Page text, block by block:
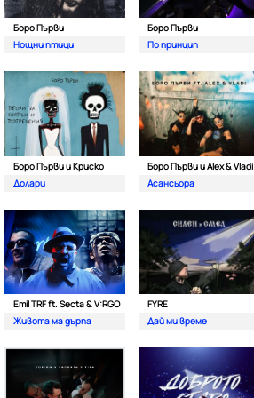
Боро Първи
Нощни птици
Боро Първи
По принцип
Боро Първи и Криско
Долари
Боро Първи и Alex & Vladi
Асансьора
Emil TRF ft. Secta & V:RGO
Живота ма дърпа
FYRE
Дай ми време